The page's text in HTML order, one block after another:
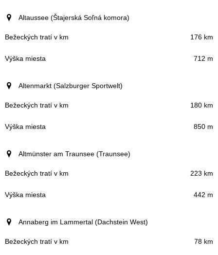
Altaussee (Štajerská Soľná komora)
176 km
712 m
Altenmarkt (Salzburger Sportwelt)
180 km
850 m
Altmünster am Traunsee (Traunsee)
223 km
442 m
Annaberg im Lammertal (Dachstein West)
78 km